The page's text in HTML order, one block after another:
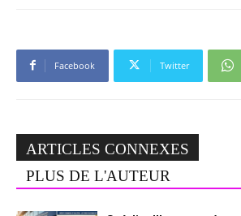
Facebook Twitter
ARTICLES CONNEXES
PLUS DE L'AUTEUR